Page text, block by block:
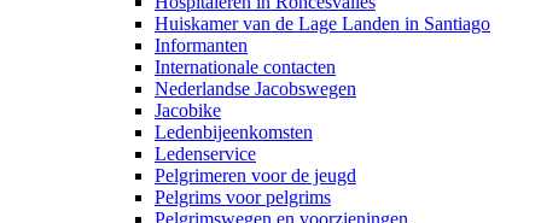
Huiskamer van de Lage Landen in Santiago
Informanten
Internationale contacten
Nederlandse Jacobswegen
Jacobike
Ledenbijeenkomsten
Ledenservice
Pelgrimeren voor de jeugd
Pelgrims voor pelgrims
Pelgrimswegen en voorzieningen